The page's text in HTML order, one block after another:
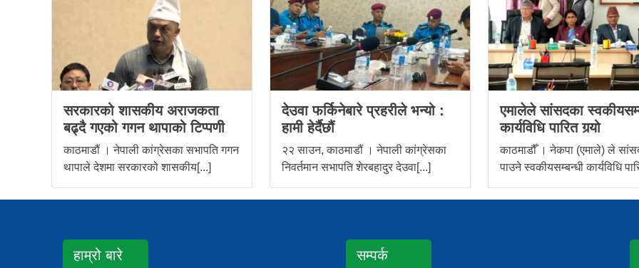
सरकारको शासकीय अराजकता
बढ्दै गएको गगन थापाको टिप्पणी
काठमाडौं । नेपाली कांग्रेसका सभापति गगन
थापाले देशमा सरकारको शासकीय[...]
देउवा फर्किनेबारे प्रहरीले भन्यो :
हामी हेर्दैछौं
२२ साउन, काठमाडौं । नेपाली कांग्रेसका
निवर्तमान सभापति शेरबहादुर देउवा[...]
एमालेले सांसदका
कार्यविधि पारित गर्‍यो
काठमाडौँ । नेकपा (एमाले) ले
पाउने स्वकीयसम्बन्धी कार्यविधि
हाम्रो बारे सम्पर्क